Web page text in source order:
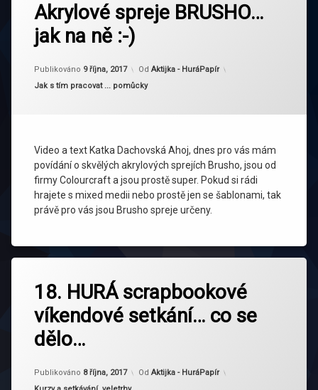
Akrylové spreje BRUSHO…
jak na ně :-)
Publikováno 9 října, 2017
Aktualizováno 9 října, 2017
Od Aktijka - HuráPapír
Kategorie:
Jak s tím pracovat ... pomůcky
Video a text Katka Dachovská Ahoj, dnes pro vás mám
povídání o skvělých akrylových sprejích Brusho, jsou od
firmy Colourcraft a jsou prostě super. Pokud si rádi
hrajete s mixed medii nebo prostě jen se šablonami, tak
právě pro vás jsou Brusho spreje určeny.
18. HURÁ scrapbookové
víkendové setkání… co se
dělo…
Publikováno 8 října, 2017
Aktualizováno 8 října, 2017
Od Aktijka - HuráPapír